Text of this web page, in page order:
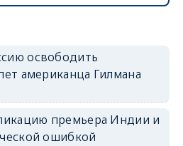
освободить
американца Гилмана
премьера Индии и
ошибкой